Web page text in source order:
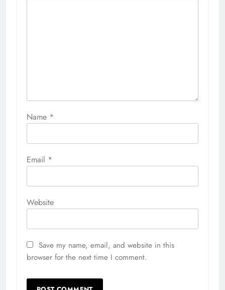
Name *
Email *
Website
Save my name, email, and website in this
browser for the next time I comment.